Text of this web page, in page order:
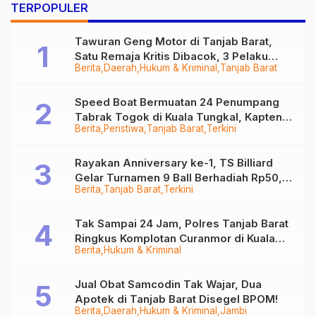
TERPOPULER
Berita Daerah Hukum & Kriminal Tanjab Barat
Tawuran Geng Motor di Tanjab Barat,
Satu Remaja Kritis Dibacok, 3 Pelaku
Ditangkap
Berita Peristiwa Tanjab Barat Terkini
Speed Boat Bermuatan 24 Penumpang
Tabrak Togok di Kuala Tungkal, Kapten
Sempat Hilang
Berita Tanjab Barat Terkini
Rayakan Anniversary ke-1, TS Billiard
Gelar Turnamen 9 Ball Berhadiah Rp50,8
Juta
Berita Hukum & Kriminal
Tak Sampai 24 Jam, Polres Tanjab Barat
Ringkus Komplotan Curanmor di Kuala
Tungkal
Berita Daerah Hukum & Kriminal Jambi
Jual Obat Samcodin Tak Wajar, Dua
Apotek di Tanjab Barat Disegel BPOM!